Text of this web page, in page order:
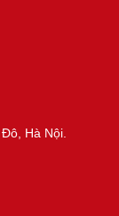
Hà Nội.